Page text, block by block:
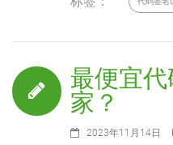
最便宜
家？
2023年11月14日